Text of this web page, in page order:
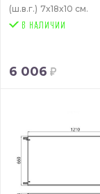
(ш.в.г.) 7x18x10 см.
6 006